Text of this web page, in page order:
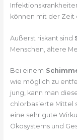
können mit der Zeit
Äußerst riskant sind
Menschen, ältere
Bei einem
wie möglich zu
jung, kann man
chlorbasierte Mittel
eine sehr gute
Ökosystems und